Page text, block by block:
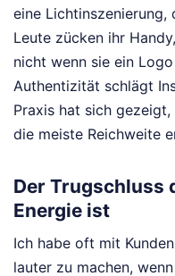
eine
Leute zücken ihr
nicht wenn sie ein
Authentizität schlägt
Praxis hat sich
die meiste Reichweite
Der Trugschluss
Energie ist
Ich habe oft mit
lauter zu machen,